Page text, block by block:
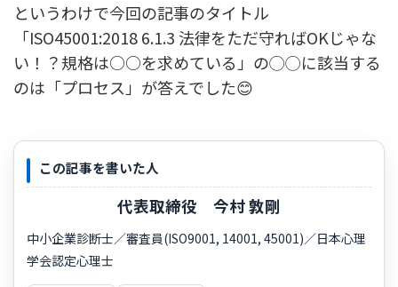
というわけで今回の記事のタイトル
「ISO45001:2018 6.1.3 法律をただ守ればOKじゃな
い！？規格は○○を求めている」の◯◯に該当する
のは「プロセス」が答えでした😊
この記事を書いた人
代表取締役 今村 敦剛
中小企業診断士／審査員(ISO9001, 14001, 45001)／日本心理
学会認定心理士